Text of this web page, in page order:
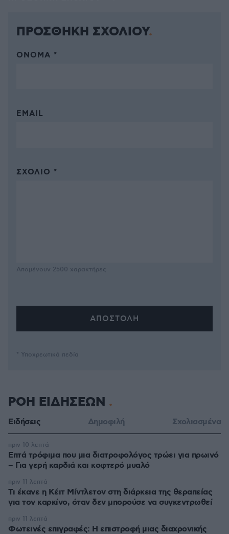
ΠΡΟΣΘΗΚΗ ΣΧΟΛΙΟΥ
ΌΝΟΜΑ *
EMAIL
ΣΧΌΛΙΟ *
Απομένουν 2500 χαρακτήρες
* Υποχρεωτικά πεδία
ΡΟΗ ΕΙΔΗΣΕΩΝ
Ειδήσεις Δημοφιλή Σχολιασμένα
Επτά τρόφιμα που μια διατροφολόγος τρώει για πρωινό
– Για γερή καρδιά και κοφτερό μυαλό
πριν 10 λεπτά
Τι έκανε η Κέιτ Μίντλετον στη διάρκεια της θεραπείας
για τον καρκίνο, όταν δεν μπορούσε να συγκεντρωθεί
πριν 11 λεπτά
Φωτεινές επιγραφές: Η επιστροφή μιας διαχρονικής
πριν 11 λεπτά